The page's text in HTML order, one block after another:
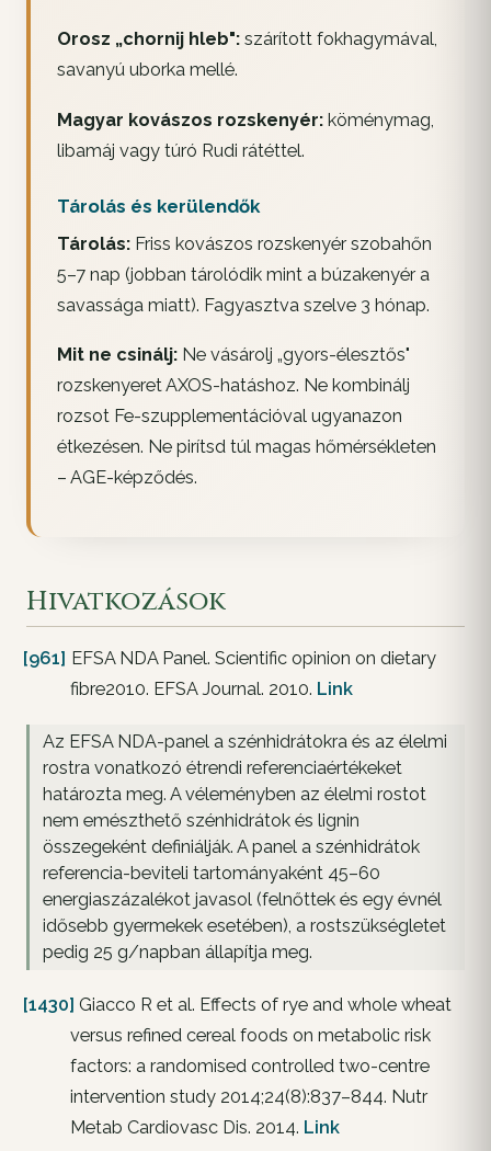
Orosz „chornij hleb": szárított fokhagymával,
savanyú uborka mellé.
Magyar kovászos rozskenyér: köménymag,
libamáj vagy túró Rudi rátéttel.
Tárolás és kerülendők
Tárolás: Friss kovászos rozskenyér szobahőn
5–7 nap (jobban tárolódik mint a búzakenyér a
savassága miatt). Fagyasztva szelve 3 hónap.
Mit ne csinálj: Ne vásárolj „gyors-élesztős"
rozskenyeret AXOS-hatáshoz. Ne kombinálj
rozsot Fe-szupplementációval ugyanazon
étkezésen. Ne pirítsd túl magas hőmérsékleten
– AGE-képződés.
Hivatkozások
[961] EFSA NDA Panel. Scientific opinion on dietary
fibre2010. EFSA Journal. 2010. Link
Az EFSA NDA-panel a szénhidrátokra és az élelmi
rostra vonatkozó étrendi referenciaértékeket
határozta meg. A véleményben az élelmi rostot
nem emészthető szénhidrátok és lignin
összegeként definiálják. A panel a szénhidrátok
referencia-beviteli tartományaként 45–60
energiaszázalékot javasol (felnőttek és egy évnél
idősebb gyermekek esetében), a rostszükségletet
pedig 25 g/napban állapítja meg.
[1430] Giacco R et al. Effects of rye and whole wheat
versus refined cereal foods on metabolic risk
factors: a randomised controlled two-centre
intervention study 2014;24(8):837–844. Nutr
Metab Cardiovasc Dis. 2014. Link